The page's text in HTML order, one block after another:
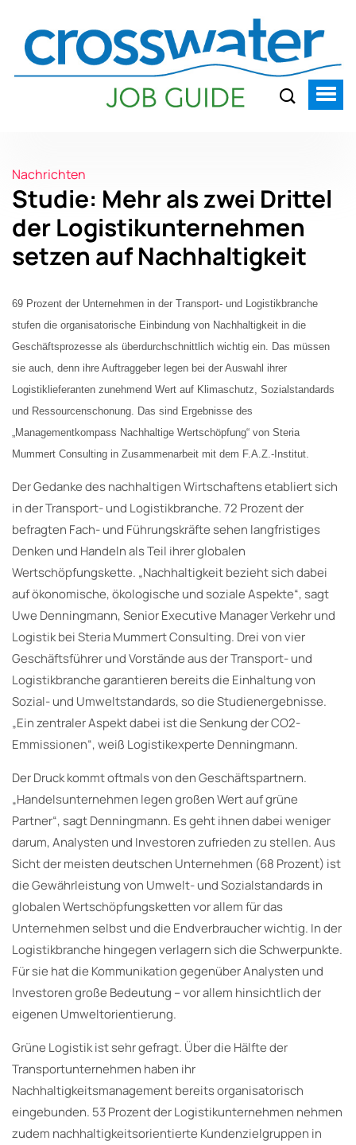
Nachrichten
Studie: Mehr als zwei Drittel
der Logistikunternehmen
setzen auf Nachhaltigkeit
69 Prozent der Unternehmen in der Transport- und Logistikbranche
stufen die organisatorische Einbindung von Nachhaltigkeit in die
Geschäftsprozesse als überdurchschnittlich wichtig ein. Das müssen
sie auch, denn ihre Auftraggeber legen bei der Auswahl ihrer
Logistiklieferanten zunehmend Wert auf Klimaschutz, Sozialstandards
und Ressourcenschonung. Das sind Ergebnisse des
„Managementkompass Nachhaltige Wertschöpfung“ von Steria
Mummert Consulting in Zusammenarbeit mit dem F.A.Z.-Institut.
Der Gedanke des nachhaltigen Wirtschaftens etabliert sich
in der Transport- und Logistikbranche. 72 Prozent der
befragten Fach- und Führungskräfte sehen langfristiges
Denken und Handeln als Teil ihrer globalen
Wertschöpfungskette. „Nachhaltigkeit bezieht sich dabei
auf ökonomische, ökologische und soziale Aspekte“, sagt
Uwe Denningmann, Senior Executive Manager Verkehr und
Logistik bei Steria Mummert Consulting. Drei von vier
Geschäftsführer und Vorstände aus der Transport- und
Logistikbranche garantieren bereits die Einhaltung von
Sozial- und Umweltstandards, so die Studienergebnisse.
„Ein zentraler Aspekt dabei ist die Senkung der CO2-
Emmissionen“, weiß Logistikexperte Denningmann.
Der Druck kommt oftmals von den Geschäftspartnern.
„Handelsunternehmen legen großen Wert auf grüne
Partner“, sagt Denningmann. Es geht ihnen dabei weniger
darum, Analysten und Investoren zufrieden zu stellen. Aus
Sicht der meisten deutschen Unternehmen (68 Prozent) ist
die Gewährleistung von Umwelt- und Sozialstandards in
globalen Wertschöpfungsketten vor allem für das
Unternehmen selbst und die Endverbraucher wichtig. In der
Logistikbranche hingegen verlagern sich die Schwerpunkte.
Für sie hat die Kommunikation gegenüber Analysten und
Investoren große Bedeutung – vor allem hinsichtlich der
eigenen Umweltorientierung.
Grüne Logistik ist sehr gefragt. Über die Hälfte der
Transportunternehmen haben ihr
Nachhaltigkeitsmanagement bereits organisatorisch
eingebunden. 53 Prozent der Logistikunternehmen nehmen
zudem nachhaltigkeitsorientierte Kundenzielgruppen in